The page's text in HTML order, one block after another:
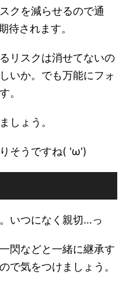
クを減らせるので通
待されます。
リスクは消せてないの
いか。でも万能にフォ
。
しょう。
そうですね( 'ω')
いつになく親切…っ
閃などと一緒に継承す
で気をつけましょう。